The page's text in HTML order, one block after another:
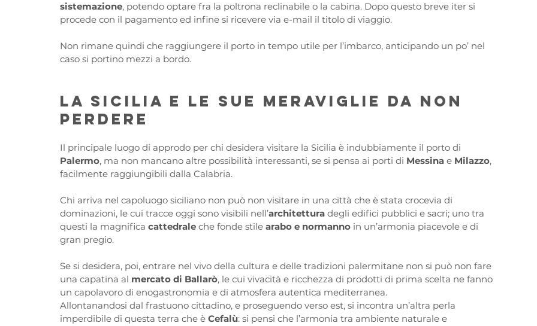
sistemazione, potendo optare fra la poltrona reclinabile o la cabina. Dopo questo breve iter si
procede con il pagamento ed infine si ricevere via e-mail il titolo di viaggio.
Non rimane quindi che raggiungere il porto in tempo utile per l’imbarco, anticipando un po’ nel
caso si portino mezzi a bordo.
La Sicilia e le sue meraviglie da non
perdere
Il principale luogo di approdo per chi desidera visitare la Sicilia è indubbiamente il porto di
Palermo, ma non mancano altre possibilità interessanti, se si pensa ai porti di Messina e Milazzo,
facilmente raggiungibili dalla Calabria.
Chi arriva nel capoluogo siciliano non può non visitare in una città che è stata crocevia di
dominazioni, le cui tracce oggi sono visibili nell’architettura degli edifici pubblici e sacri; uno tra
questi la magnifica cattedrale che fonde stile arabo e normanno in un’armonia piacevole e di
gran pregio.
Se si desidera, poi, entrare nel vivo della cultura e delle tradizioni palermitane non si può non fare
una capatina al mercato di Ballarò, le cui vivacità e ricchezza di prodotti di prima scelta ne fanno
un capolavoro di enogastronomia e di atmosfera autentica mediterranea.
Allontanandosi dal frastuono cittadino, e proseguendo verso est, si incontra un’altra perla
imperdibile di questa terra che è Cefalù: si pensi che l’armonia tra ambiente naturale e